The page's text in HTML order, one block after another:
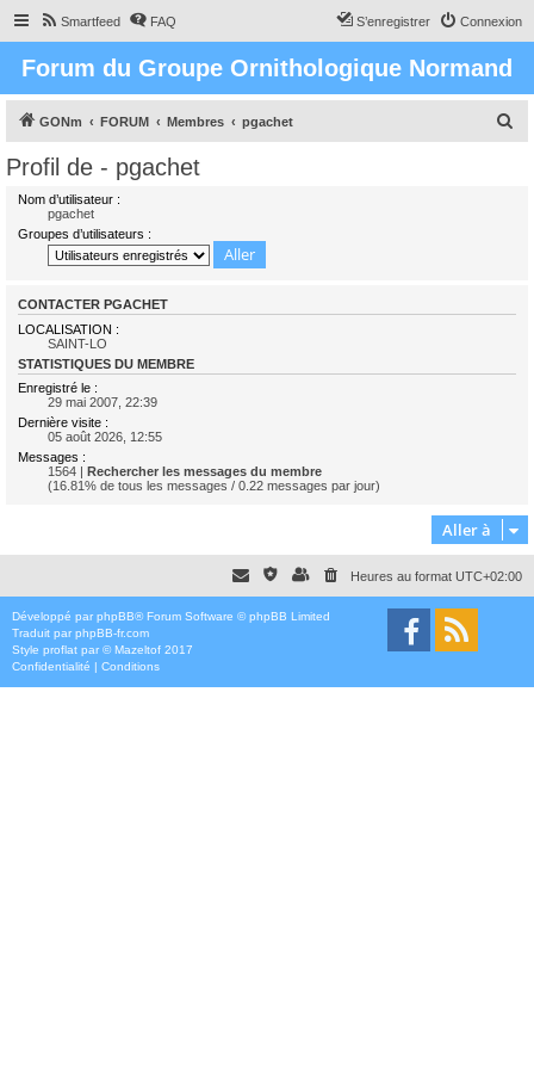
Smartfeed FAQ Connexion
S’enregistrer
Forum du Groupe Ornithologique Normand
GONm FORUM Membres pgachet
r
Profil de - pgachet
Nom d’utilisateur :
pgachet
Groupes d’utilisateurs :
CONTACTER PGACHET
LOCALISATION :
SAINT-LO
STATISTIQUES DU MEMBRE
Enregistré le :
29 mai 2007, 22:39
Dernière visite :
05 août 2026, 12:55
Messages :
1564 | Rechercher les messages du membre
(16.81% de tous les messages / 0.22 messages par jour)
Aller à
Heures au format UTC+02:00
Développé par phpBB® Forum Software © phpBB Limited
Traduit par phpBB-fr.com
Style proflat par ©Mazeltof 2017
Confidentialité | Conditions